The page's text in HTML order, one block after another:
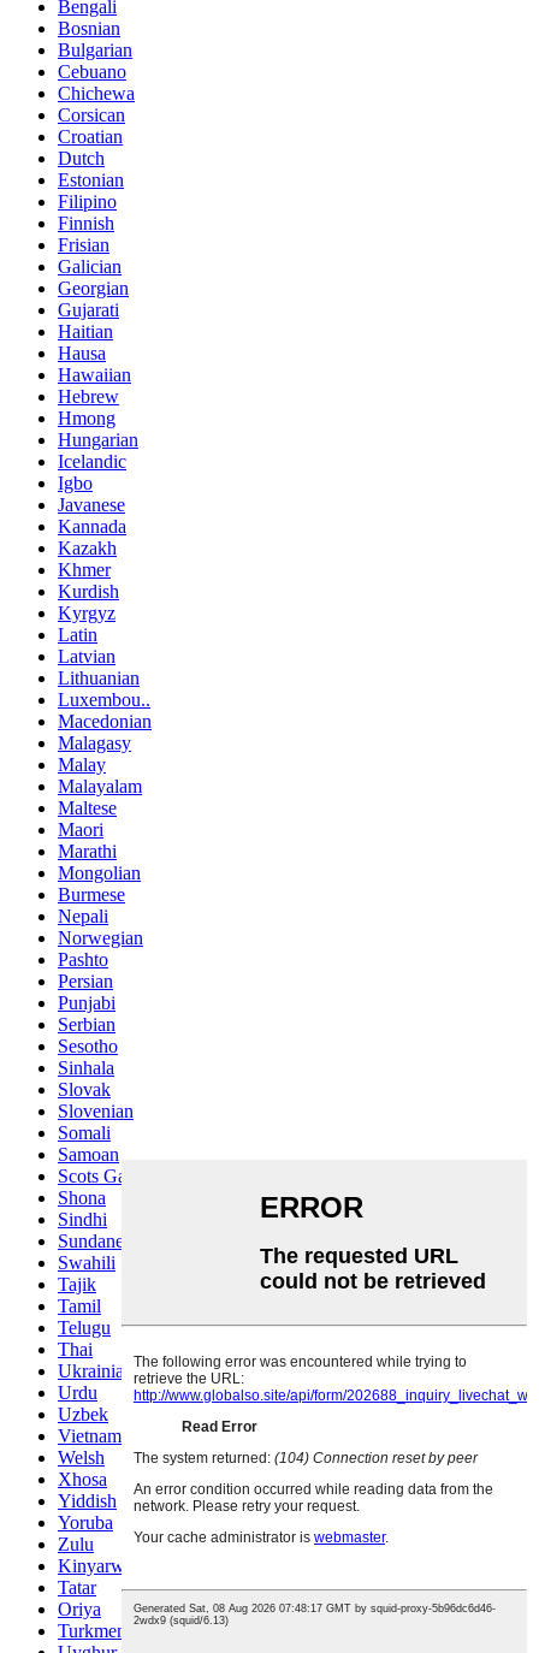
Bengali
Bosnian
Bulgarian
Cebuano
Chichewa
Corsican
Croatian
Dutch
Estonian
Filipino
Finnish
Frisian
Galician
Georgian
Gujarati
Haitian
Hausa
Hawaiian
Hebrew
Hmong
Hungarian
Icelandic
Igbo
Javanese
Kannada
Kazakh
Khmer
Kurdish
Kyrgyz
Latin
Latvian
Lithuanian
Luxembou..
Macedonian
Malagasy
Malay
Malayalam
Maltese
Maori
Marathi
Mongolian
Burmese
Nepali
Norwegian
Pashto
Persian
Punjabi
Serbian
Sesotho
Sinhala
Slovak
Slovenian
Somali
Samoan
Scots Gaelic
Shona
Sindhi
Sundanese
Swahili
Tajik
Tamil
Telugu
Thai
Ukrainian
Urdu
Uzbek
Vietnamese
Welsh
Xhosa
Yiddish
Yoruba
Zulu
Kinyarwanda
Tatar
Oriya
Turkmen